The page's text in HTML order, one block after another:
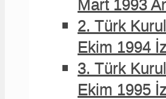
Mart 1993
2. Türk
Ekim 1994
3. Türk
Ekim 1995
Mart 1993
2. Türk
Ekim 1994
3. Türk
Ekim 1995